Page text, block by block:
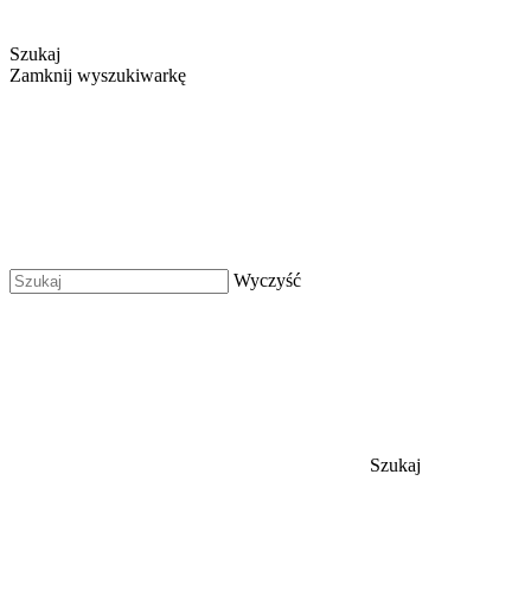
Szukaj
Zamknij wyszukiwarkę
Wyczyść
Szukaj